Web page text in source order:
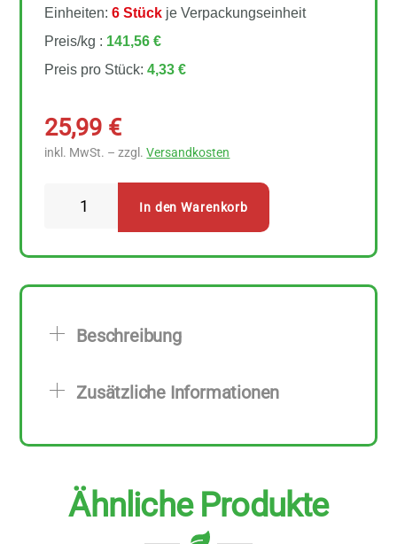
Einheiten:6 Stück je Verpackungseinheit
Preis/kg : 141,56 €
Preis pro Stück:4,33 €
25,99 €
inkl. MwSt. – zzgl.Versandkosten
Teebeutel
Menge
In den Warenkorb
Beschreibung
Zusätzliche Informationen
Ähnliche Produkte